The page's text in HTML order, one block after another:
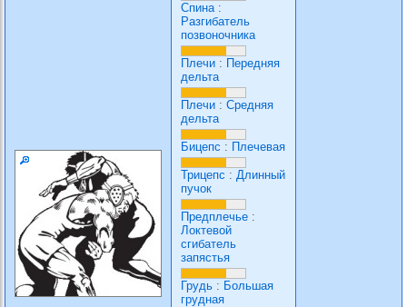
Спина:
Разгибатель
позвоночника
Плечи : Передняя
дельта
Плечи : Средняя
дельта
Бицепс : Плечевая
Трицепс : Длинный
пучок
Предплечье :
Локтевой
сгибатель
запястья
Грудь : Большая
грудная